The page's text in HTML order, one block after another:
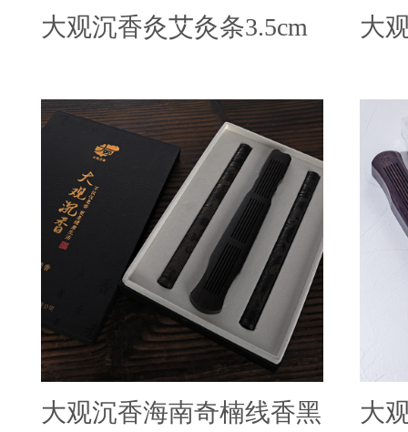
大观沉香灸艾灸条3.5cm 大
大观沉香海南奇楠线香黑
大